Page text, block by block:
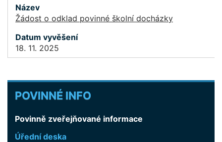
POVINNÉ
INFO
POVINNÉ INFO
Povinně zveřejňované informace
Úřední deska
Žádost o odklad povinné školní docházky
18. 11. 2025